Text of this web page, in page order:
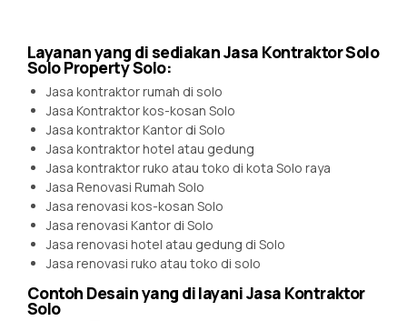
Layanan yang di sediakan Jasa Kontraktor Solo
Solo Property Solo:
Jasa kontraktor rumah di solo
Jasa Kontraktor kos-kosan Solo
Jasa kontraktor Kantor di Solo
Jasa kontraktor hotel atau gedung
Jasa kontraktor ruko atau toko di kota Solo raya
Jasa Renovasi Rumah Solo
Jasa renovasi kos-kosan Solo
Jasa renovasi Kantor di Solo
Jasa renovasi hotel atau gedung di Solo
Jasa renovasi ruko atau toko di solo
Contoh Desain yang di layani Jasa Kontraktor
Solo